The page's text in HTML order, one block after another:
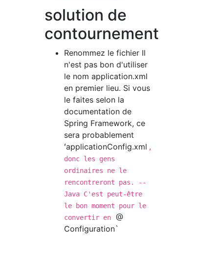
solution de
contournement
Renommez le fichier Il
n'est pas bon d'utiliser
le nom application.xml
en premier lieu. Si vous
le faites selon la
documentation de
Spring Framework, ce
sera probablement
ʻapplicationConfig.xml ,
donc les gens
ordinaires ne le
rencontreront pas. --
Java C'est peut-être
le bon moment pour le
convertir en
@
Configuration`